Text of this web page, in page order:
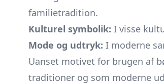
familietradition.
Kulturel symbolik: I visse
Mode og udtryk: I moderne
Uanset motivet for brugen af
traditioner og som moderne